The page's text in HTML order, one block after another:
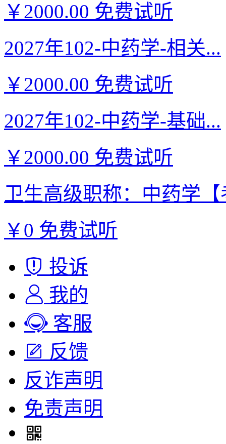
￥2000.00 免费试听
2027年102-中药学-相关...
￥2000.00 免费试听
2027年102-中药学-基础...
￥2000.00 免费试听
卫生高级职称：中药学
￥0 免费试听
投诉
我的
客服
反馈
反诈声明
免责声明